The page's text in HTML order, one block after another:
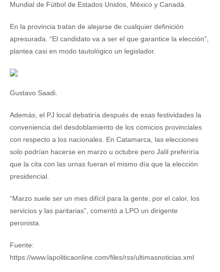
Mundial de Fútbol de Estados Unidos, México y Canadá.
En la provincia tratan de alejarse de cualquier definición
apresurada. “El candidato va a ser el que garantice la elección”,
plantea casi en modo tautológico un legislador.
Gustavo Saadi.
Además, el PJ local debatiría después de esas festividades la
conveniencia del desdoblamiento de los comicios provinciales
con respecto a los nacionales. En Catamarca, las elecciones
solo podrían hacerse en marzo u octubre pero Jalil preferiría
que la cita con las urnas fueran el mismo día que la elección
presidencial.
“Marzo suele ser un mes difícil para la gente, por el calor, los
servicios y las paritarias”, comentó a LPO un dirigente
peronista.
Fuente:
https://www.lapoliticaonline.com/files/rss/ultimasnoticias.xml